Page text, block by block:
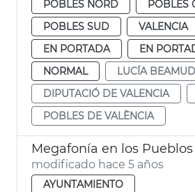
POBLES NORD
POBLES
POBLES SUD
VALENCIA
EN PORTADA
EN
NORMAL
LUCÍA BEAMUD
DIPUTACIÓ DE VALENCIA
POBLES DE VALÈNCIA
Megafonía en los Pueblos
modificado hace 5 años
AYUNTAMIENTO